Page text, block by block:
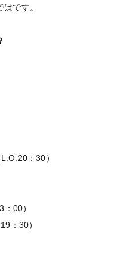
です。
：30）
00）
：30）